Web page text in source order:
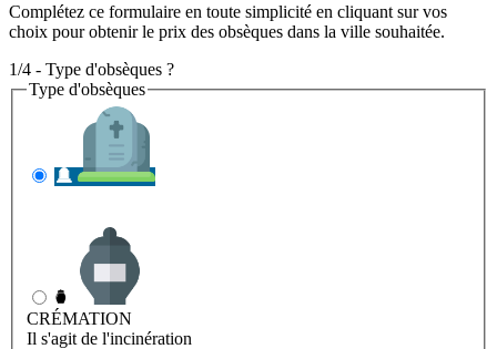
Complétez ce formulaire en toute simplicité en cliquant sur vos
choix pour obtenir le prix des obsèques dans la ville souhaitée.
1/4 - Type d'obsèques ?
Type d'obsèques
CRÉMATION
Il s'agit de l'incinération